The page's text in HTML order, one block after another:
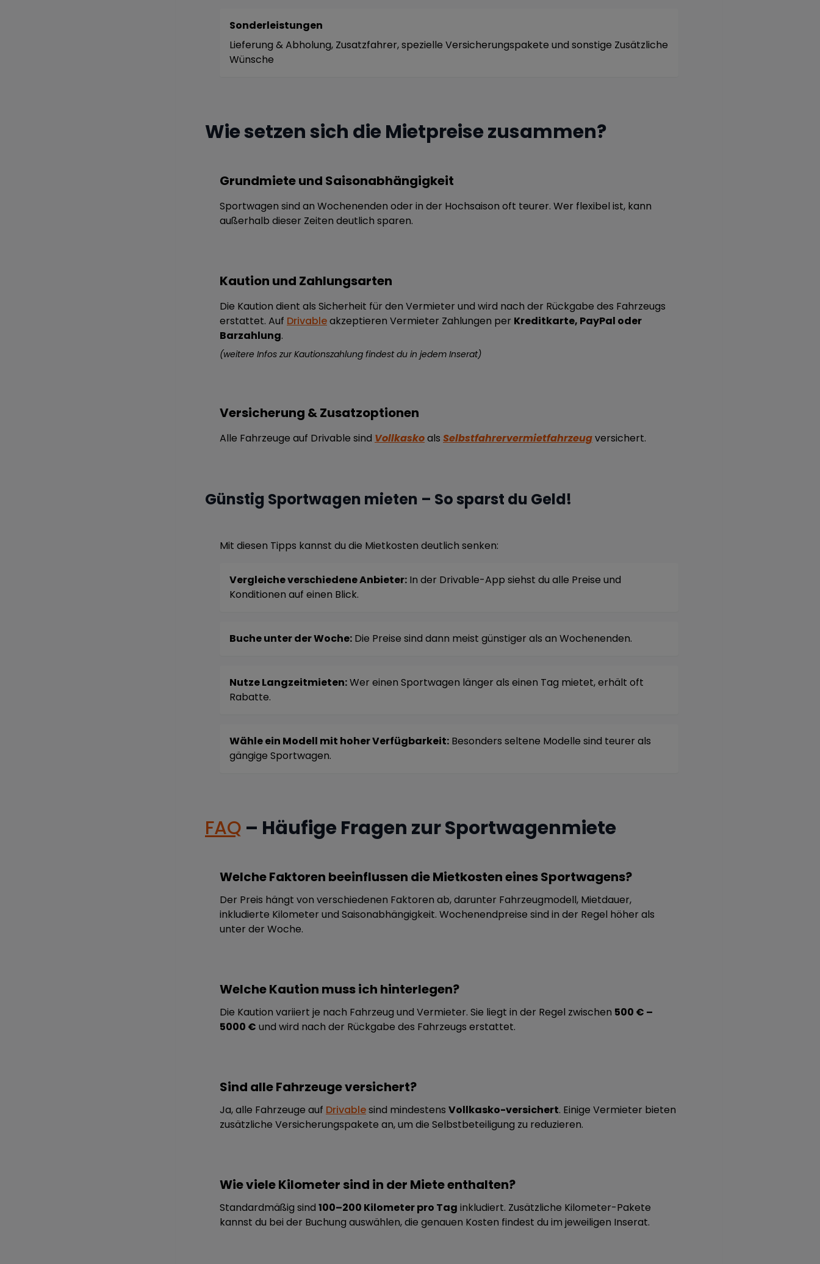
Sonderleistungen
Lieferung & Abholung, Zusatzfahrer, spezielle Versicherungspakete und sonstige Zusätzliche
Wünsche
Wie setzen sich die Mietpreise zusammen?
Grundmiete und Saisonabhängigkeit
Sportwagen sind an Wochenenden oder in der Hochsaison oft teurer. Wer flexibel ist, kann
außerhalb dieser Zeiten deutlich sparen.
Kaution und Zahlungsarten
Die Kaution dient als Sicherheit für den Vermieter und wird nach der Rückgabe des Fahrzeugs
erstattet. Auf Drivableakzeptieren Vermieter Zahlungen per Kreditkarte, PayPal oder
Barzahlung.
(weitere Infos zur Kautionszahlung findest du in jedem Inserat)
Versicherung & Zusatzoptionen
Alle Fahrzeuge auf Drivable sind Vollkaskoals Selbstfahrervermietfahrzeugversichert.
Günstig Sportwagen mieten – So sparst du Geld!
Mit diesen Tipps kannst du die Mietkosten deutlich senken:
Vergleiche verschiedene Anbieter: In der Drivable-App siehst du alle Preise und
Konditionen auf einen Blick.
Buche unter der Woche: Die Preise sind dann meist günstiger als an Wochenenden.
Nutze Langzeitmieten:Wer einen Sportwagen länger als einen Tag mietet, erhält oft
Rabatte.
Wähle ein Modell mit hoher Verfügbarkeit: Besonders seltene Modelle sind teurer als
gängige Sportwagen.
FAQ – Häufige Fragen zur Sportwagenmiete
Welche Faktoren beeinflussen die Mietkosten eines Sportwagens?
Der Preis hängt von verschiedenen Faktoren ab, darunter Fahrzeugmodell, Mietdauer,
inkludierte Kilometer und Saisonabhängigkeit. Wochenendpreise sind in der Regel höher als
unter der Woche.
Welche Kaution muss ich hinterlegen?
Die Kaution variiert je nach Fahrzeug und Vermieter. Sie liegt in der Regel zwischen 500 € –
5000 € und wird nach der Rückgabe des Fahrzeugs erstattet.
Sind alle Fahrzeuge versichert?
Ja, alle Fahrzeuge auf Drivablesind mindestens Vollkasko-versichert. Einige Vermieter bieten
zusätzliche Versicherungspakete an, um die Selbstbeteiligung zu reduzieren.
Wie viele Kilometer sind in der Miete enthalten?
Standardmäßig sind 100–200 Kilometer pro Tag inkludiert. Zusätzliche Kilometer-Pakete
kannst du bei der Buchung auswählen, die genauen Kosten findest du im jeweiligen Inserat.